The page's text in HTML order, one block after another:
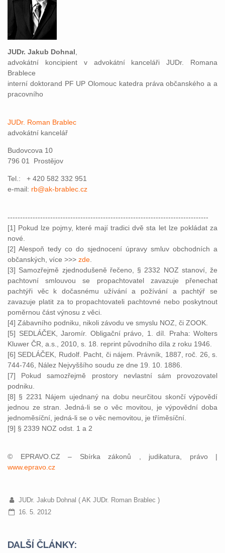
JUDr. Jakub Dohnal
advokátní koncipient v advokátní kanceláři JUDr. Romana
Brablece
interní doktorand PF UP Olomouc katedra práva občanského a a
pracovního
JUDr. Roman Brablec
advokátní kancelář
Budovcova 10
796 01 Prostějov
Tel.: + 420 582 332 951
e-mail: rb@ak-brablec.cz
--------------------------------------------------------------------------------
[1] Pokud lze pojmy, které mají tradici dvě sta let lze pokládat za
nové.
[2] Alespoň tedy co do sjednocení úpravy smluv obchodních a
občanských, více >>> zde
[3] Samozřejmě zjednodušeně řečeno, § 2332 NOZ stanoví, že
pachtovní smlouvou se propachtovatel zavazuje přenechat
pachtýři věc k dočasnému užívání a požívání a pachtýř se
zavazuje platit za to propachtovateli pachtovné nebo poskytnout
poměrnou část výnosu z věci.
[4] Zábavního podniku, nikoli závodu ve smyslu NOZ, či ZOOK.
[5] SEDLÁČEK, Jaromír. Obligační právo, 1. díl. Praha: Wolters
Kluwer ČR, a.s., 2010, s. 18. reprint původního díla z roku 1946.
[6] SEDLÁČEK, Rudolf. Pacht, či nájem. Právník, 1887, roč. 26, s.
744-746, Nález Nejvyššího soudu ze dne 19. 10. 1886.
[7] Pokud samozřejmě prostory nevlastní sám provozovatel
podniku.
[8] § 2231 Nájem ujednaný na dobu neurčitou skončí výpovědí
jednou ze stran. Jedná-li se o věc movitou, je výpovědní doba
jednoměsíční, jedná-li se o věc nemovitou, je tříměsíční.
[9] § 2339 NOZ odst. 1 a 2
© EPRAVO.CZ – Sbírka zákonů , judikatura, právo |
www.epravo.cz
JUDr. Jakub Dohnal ( AK JUDr. Roman Brablec )
16. 5. 2012
DALŠÍ ČLÁNKY: